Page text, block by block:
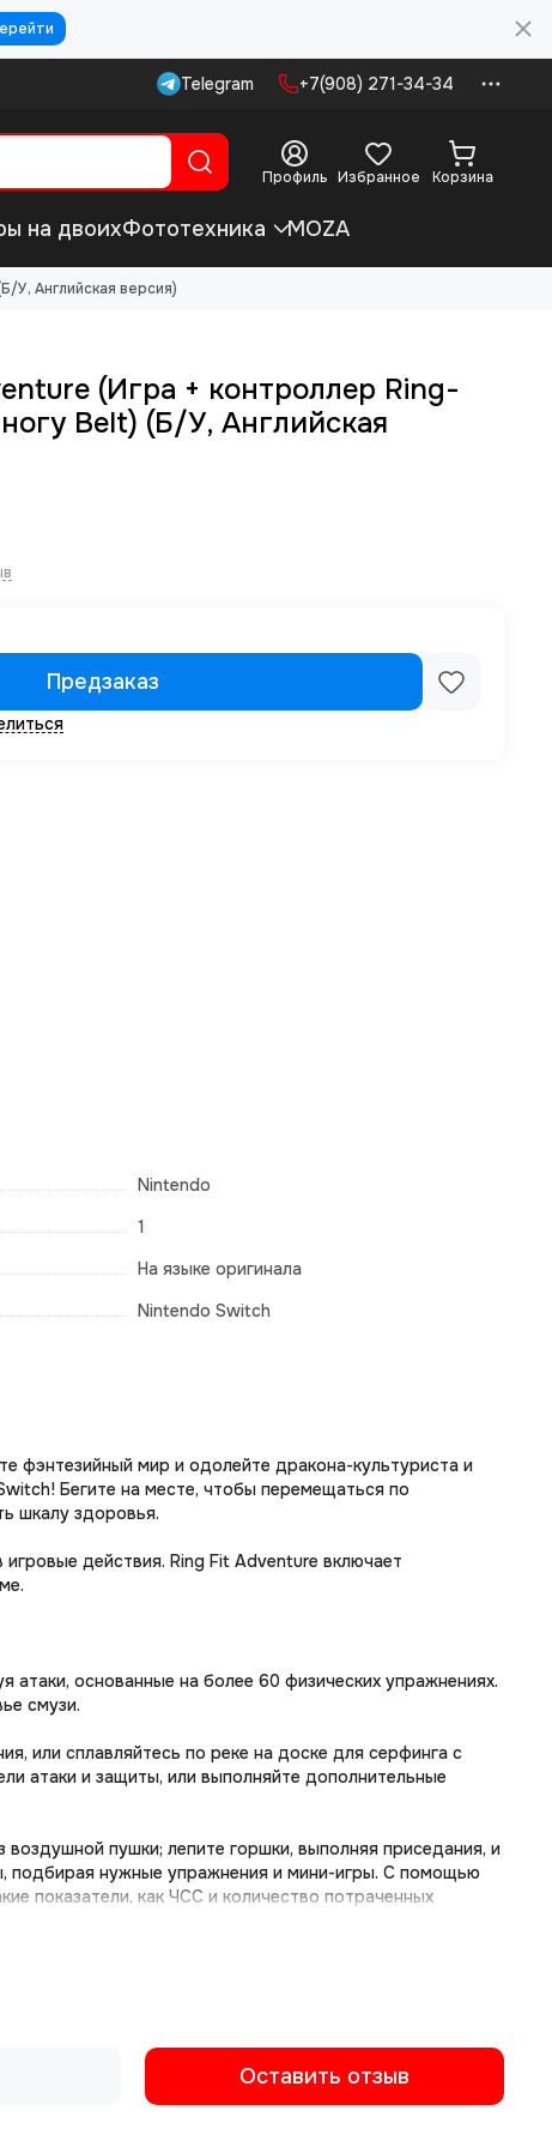
Telegram +7(908) 271-34-34
Профиль Избранное Корзина
на двоихФототехника MOZA
У, Английская версия)
(Игра + контроллер Ring-
Belt) (Б/У, Английская
Предзаказ
Nintendo
1
На языке оригинала
Nintendo Switch
фэнтезийный мир и одолейте дракона-культуриста и
Бегите на месте, чтобы перемещаться по
шкалу здоровья.
действия. Ring Fit Adventure включает
основанные на более 60 физических упражнениях.
смузи.
или сплавляйтесь по реке на доске для серфинга с
атаки и защиты, или выполняйте дополнительные
пушки; лепите горшки, выполняя приседания, и
подбирая нужные упражнения и мини-игры. С помощью
показатели, как ЧСС и количество потраченных
Ring-Con с игрой и конвертировать накопленные
и за ее пределами!
приключения? Тогда открывайте режим Custom в Ring Fit
Оставить отзыв